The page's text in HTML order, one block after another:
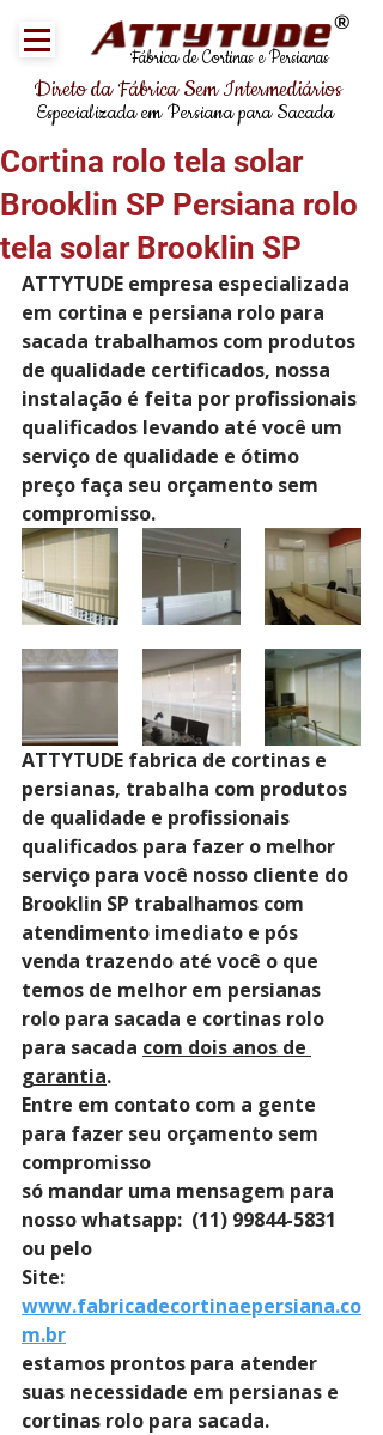
Fábrica de Cortinas e Persianas
®
Direto da Fábrica Sem Intermediários
Especializada em Persiana para Sacada
Cortina rolo tela solar
Brooklin SP Persiana rolo
tela solar Brooklin SP
ATTYTUDE empresa especializada
em cortina e persiana rolo para
sacada trabalhamos com produtos
de qualidade certificados, nossa
instalação é feita por profissionais
qualificados levando até você um
serviço de qualidade e ótimo
preço faça seu orçamento sem
compromisso.
ATTYTUDE fabrica de cortinas e
persianas, trabalha com produtos
de qualidade e profissionais
qualificados para fazer o melhor
serviço para você nosso cliente do
Brooklin SP trabalhamos com
atendimento imediato e pós
venda trazendo até você o que
temos de melhor em persianas
rolo para sacada e cortinas rolo
para sacada com dois anos de
garantia.
Entre em contato com a gente
para fazer seu orçamento sem
compromisso
só mandar uma mensagem para
nosso whatsapp:  (11) 99844-5831
ou pelo
Site:
www.fabricadecortinaepersiana.co
m.br
estamos prontos para atender
suas necessidade em persianas e
cortinas rolo para sacada.